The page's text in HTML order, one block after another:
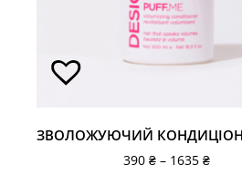
390 ₴ – 1635 ₴